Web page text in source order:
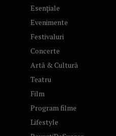
Esențiale
Evenimente
Festivaluri
Concerte
Artă & Cultură
Teatru
Film
Program filme
Lifestyle